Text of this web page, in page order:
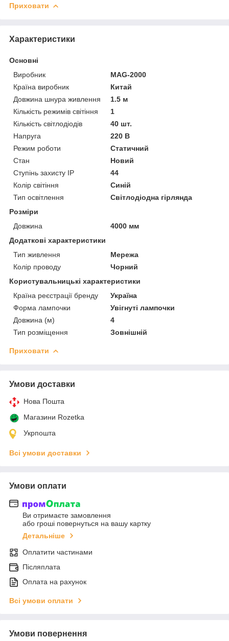
Приховати
Характеристики
Основні
Виробник
MAG-2000
Країна виробник
Китай
Довжина шнура живлення
1.5 м
Кількість режимів світіння
1
Кількість світлодіодів
40 шт.
Напруга
220 В
Режим роботи
Статичний
Стан
Новий
Ступінь захисту IP
44
Колір світіння
Синій
Тип освітлення
Світлодіодна гірлянда
Розміри
Довжина
4000 мм
Додаткові характеристики
Тип живлення
Мережа
Колір проводу
Чорний
Користувальницькі характеристики
Країна реєстрації бренду
Україна
Форма лампочки
Увігнуті лампочки
Довжина (м)
4
Тип розміщення
Зовнішній
Приховати
Умови доставки
Нова Пошта
Магазини Rozetka
Укрпошта
Всі умови доставки
Умови оплати
Ви отримаєте замовлення
або гроші повернуться на вашу картку
Детальніше
Оплатити частинами
Післяплата
Оплата на рахунок
Всі умови оплати
Умови повернення